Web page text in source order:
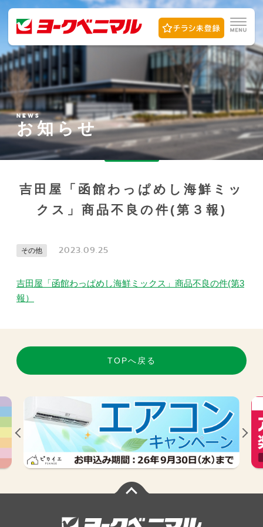
NEWS
お知らせ
吉田屋「函館わっぱめし海鮮ミッ
クス」商品不良の件(第３報)
その他 2023.09.25
吉田屋「函館わっぱめし海鮮ミックス」商品不良の件(第3
報）
TOPへ戻る